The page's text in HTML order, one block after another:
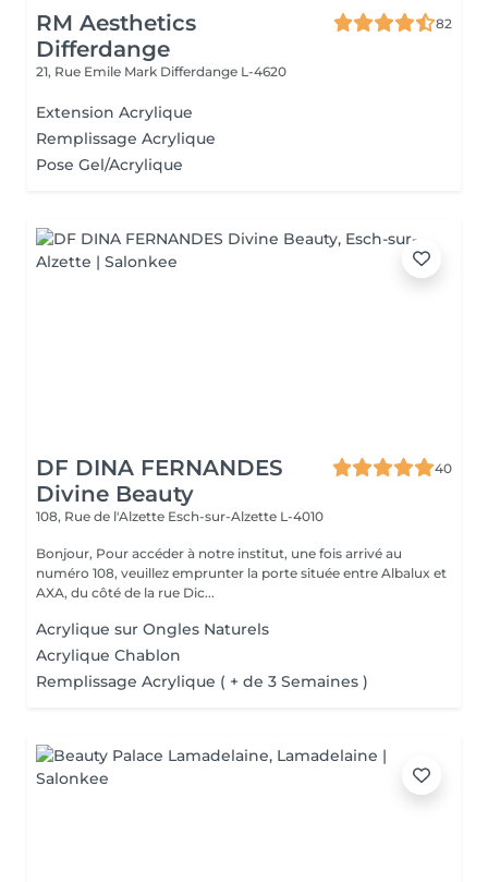
RM Aesthetics
Differdange
82
21, Rue Emile Mark Differdange L-4620
Extension Acrylique
Remplissage Acrylique
Pose Gel/Acrylique
DF DINA FERNANDES
Divine Beauty
40
108, Rue de l'Alzette Esch-sur-Alzette L-4010
Bonjour, Pour accéder à notre institut, une fois arrivé au
numéro 108, veuillez emprunter la porte située entre Albalux et
AXA, du côté de la rue Dic...
Acrylique sur Ongles Naturels
Acrylique Chablon
Remplissage Acrylique ( + de 3 Semaines )